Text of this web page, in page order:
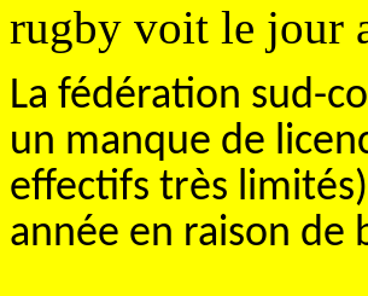
rugby voit le jour
La fédération sud-
un manque de
effectifs très
année en raison de